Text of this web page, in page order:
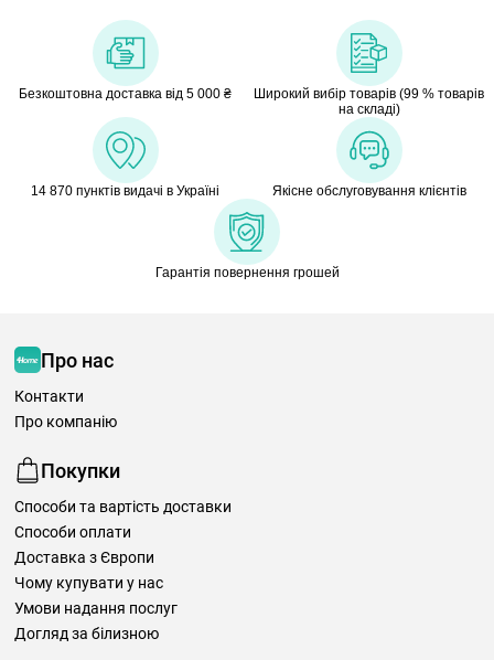
Безкоштовна доставка від 5 000 ₴
Широкий вибір товарів (99 % товарів
на складі)
14 870 пунктів видачі в Україні Якісне обслуговування клієнтів
Гарантія повернення грошей
Про нас
Контакти
Про компанію
Покупки
Способи та вартість доставки
Способи оплати
Доставка з Європи
Чому купувати у нас
Умови надання послуг
Догляд за білизною